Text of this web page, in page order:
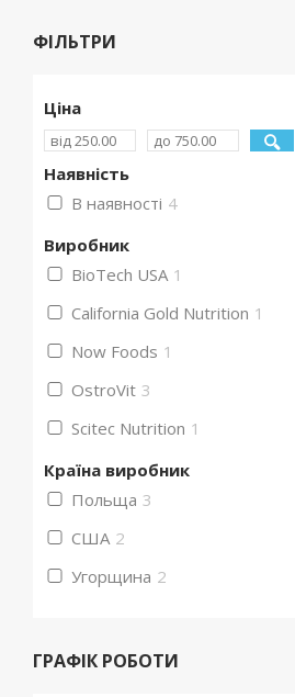
ФІЛЬТРИ
Ціна
Наявність
В наявності 4
Виробник
BioTech USA 1
California Gold Nutrition 1
Now Foods 1
OstroVit 3
Scitec Nutrition 1
Країна виробник
Польща 3
США 2
Угорщина 2
ГРАФІК РОБОТИ